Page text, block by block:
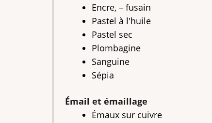
Encre, – fusain
Pastel à l'huile
Pastel sec
Plombagine
Sanguine
Sépia
Émail et émaillage
Émaux sur cuivre